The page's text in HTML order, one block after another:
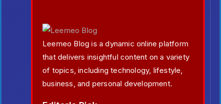
Leemeo Blog is a dynamic online platform
that delivers insightful content on a variety
of topics, including technology, lifestyle,
business, and personal development.